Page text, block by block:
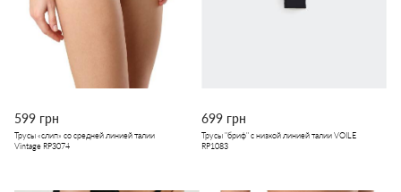
599 грн
Трусы «слип» со средней линией талии
Vintage RP3074
699 грн
Трусы "бриф" с низкой линией талии VOILE
RP1083